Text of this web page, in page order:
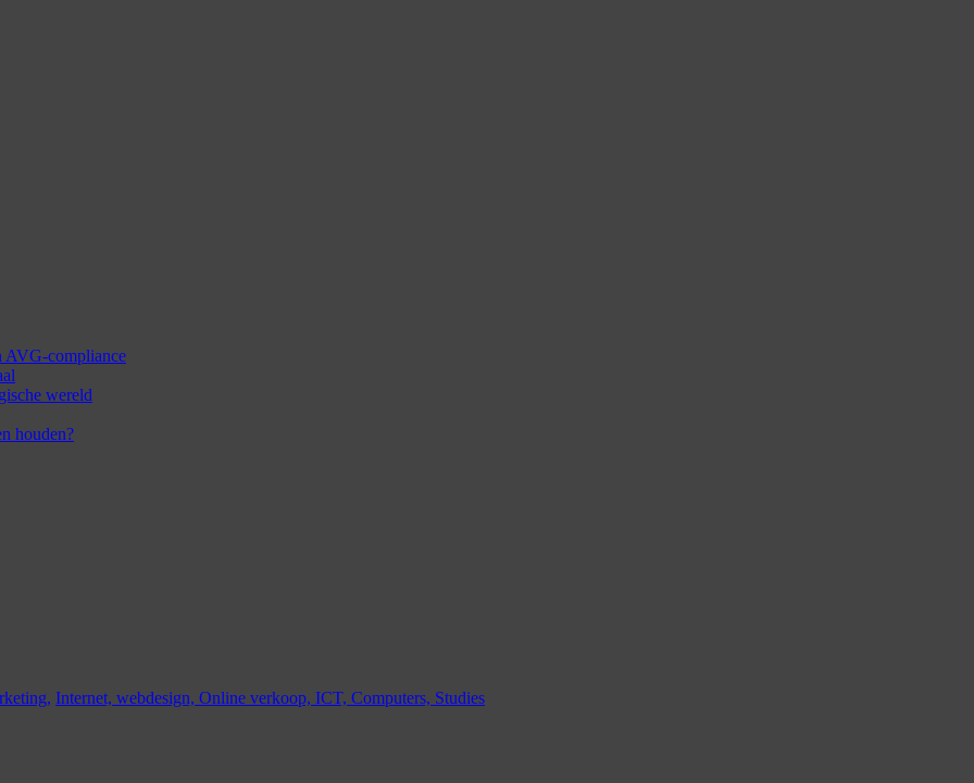
AVG-compliance
wereld
houden?
Internet, webdesign, Online verkoop, ICT, Computers, Studies